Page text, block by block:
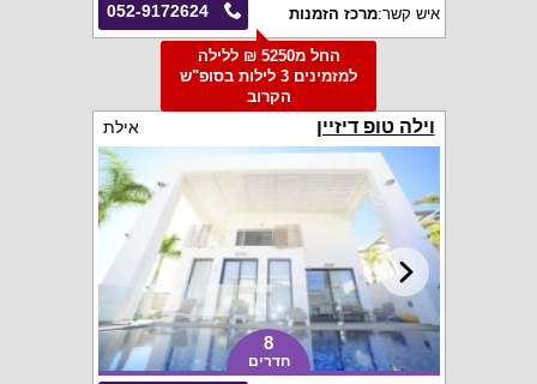
052-9172624 איש קשר:מרכז הזמנות
החל מ5250 ₪ ללילה
למזמינים 3 לילות בסופ"ש
הקרוב
וילה טופ דיזיין אילת
8
חדרים